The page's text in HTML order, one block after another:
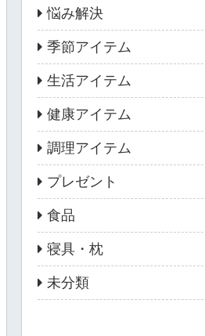
悩み解決
季節アイテム
生活アイテム
健康アイテム
調理アイテム
プレゼント
食品
寝具・枕
未分類